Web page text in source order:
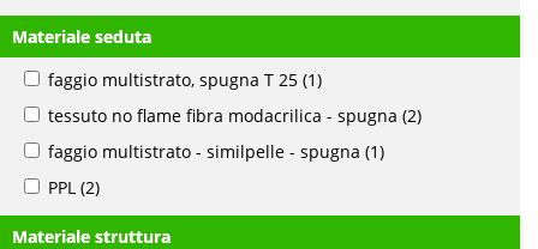
Materiale seduta
faggio multistrato, spugna T 25 (1)
tessuto no flame fibra modacrilica - spugna (2)
faggio multistrato - similpelle - spugna (1)
PPL (2)
Materiale struttura